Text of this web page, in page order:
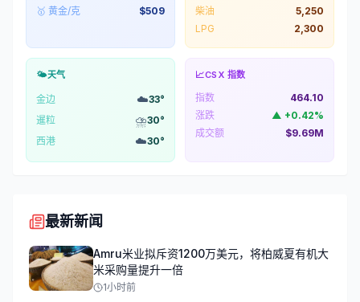
🥇 黄金/克
$509
柴油
5,250
LPG
2,300
🌤️天气
金边 ☁️33°
暹粒
⛈️30°
西港
☁️30°
📈CSX 指数
指数
464.10
涨跌
▲ +0.42%
成交额
$9.69M
最新新闻
Amru米业拟斥资1200万美元，将柏威夏有机大
米采购量提升一倍
1小时前